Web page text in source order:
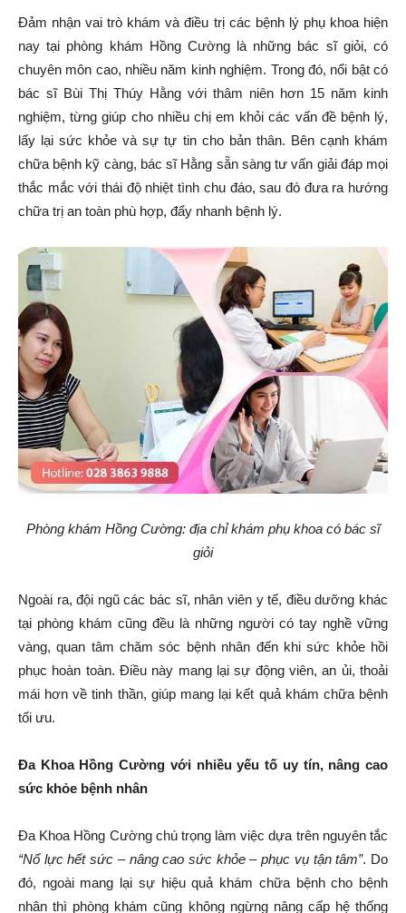
Đảm nhận vai trò khám và điều trị các bệnh lý phụ khoa hiện
nay tại phòng khám Hồng Cường là những bác sĩ giỏi, có
chuyên môn cao, nhiều năm kinh nghiệm. Trong đó, nổi bật có
bác sĩ Bùi Thị Thúy Hằng với thâm niên hơn 15 năm kinh
nghiệm, từng giúp cho nhiều chị em khỏi các vấn đề bệnh lý,
lấy lại sức khỏe và sự tự tin cho bản thân. Bên cạnh khám
chữa bệnh kỹ càng, bác sĩ Hằng sẵn sàng tư vấn giải đáp mọi
thắc mắc với thái độ nhiệt tình chu đáo, sau đó đưa ra hướng
chữa trị an toàn phù hợp, đẩy nhanh bệnh lý.
Phòng khám Hồng Cường: địa chỉ khám phụ khoa có bác sĩ
giỏi
Ngoài ra, đội ngũ các bác sĩ, nhân viên y tế, điều dưỡng khác
tại phòng khám cũng đều là những người có tay nghề vững
vàng, quan tâm chăm sóc bệnh nhân đến khi sức khỏe hồi
phục hoàn toàn. Điều này mang lại sự động viên, an ủi, thoải
mái hơn về tinh thần, giúp mang lại kết quả khám chữa bệnh
tối ưu.
Đa Khoa Hồng Cường với nhiều yếu tố uy tín, nâng cao
sức khỏe bệnh nhân
Đa Khoa Hồng Cường chú trọng làm việc dựa trên nguyên tắc
“Nổlực hết sức – nâng cao sức khỏe – phục vụ tận tâm”. Do
đó, ngoài mang lại sự hiệu quả khám chữa bệnh cho bệnh
nhân thì phòng khám cũng không ngừng nâng cấp hệ thống